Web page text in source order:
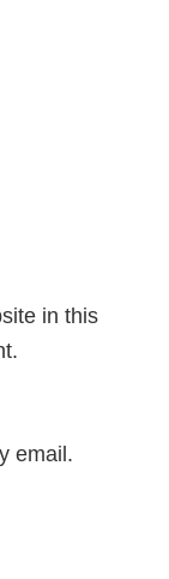
in this
email.